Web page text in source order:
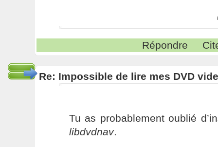
Répondre
Re: Impossible de lire mes DVD
Tu as probablement oublié
libdvdnav.